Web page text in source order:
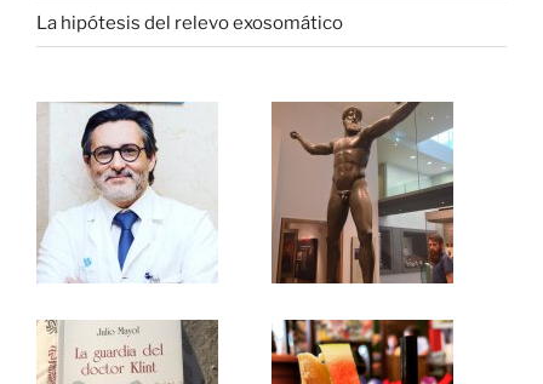
La hipótesis del relevo exosomático